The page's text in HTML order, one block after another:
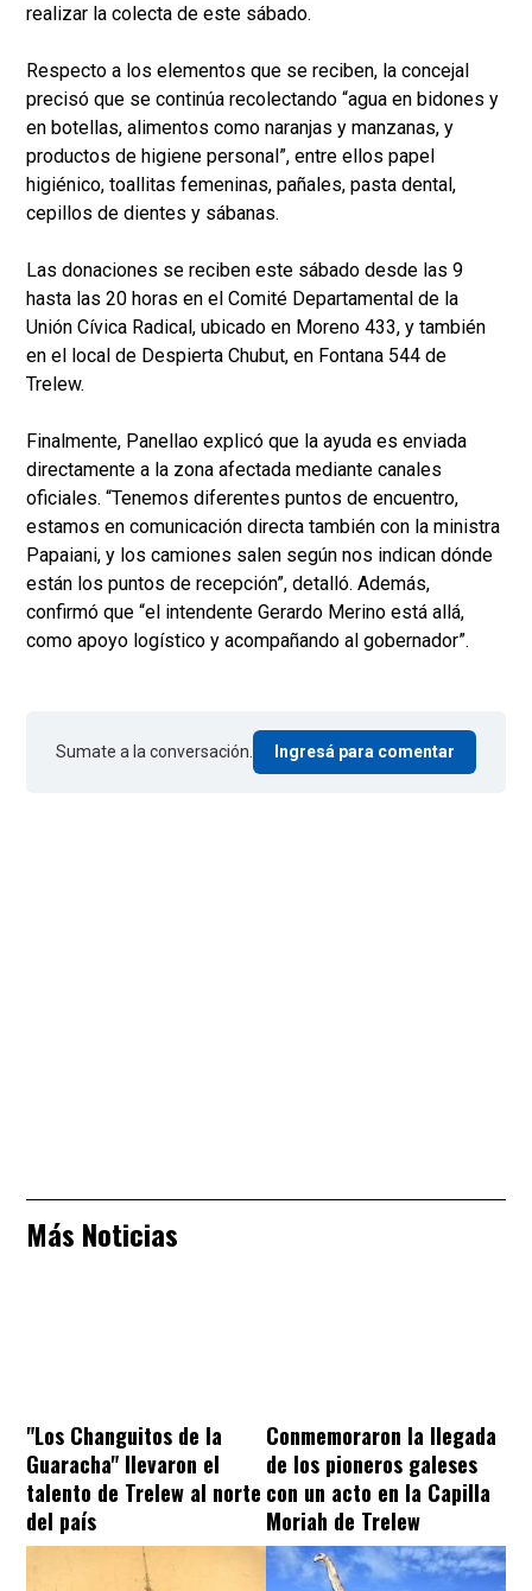
realizar la colecta de este sábado.
Respecto a los elementos que se reciben, la concejal
precisó que se continúa recolectando “agua en bidones y
en botellas, alimentos como naranjas y manzanas, y
productos de higiene personal”, entre ellos papel
higiénico, toallitas femeninas, pañales, pasta dental,
cepillos de dientes y sábanas.
Las donaciones se reciben este sábado desde las 9
hasta las 20 horas en el Comité Departamental de la
Unión Cívica Radical, ubicado en Moreno 433, y también
en el local de Despierta Chubut, en Fontana 544 de
Trelew.
Finalmente, Panellao explicó que la ayuda es enviada
directamente a la zona afectada mediante canales
oficiales. “Tenemos diferentes puntos de encuentro,
estamos en comunicación directa también con la ministra
Papaiani, y los camiones salen según nos indican dónde
están los puntos de recepción”, detalló. Además,
confirmó que “el intendente Gerardo Merino está allá,
como apoyo logístico y acompañando al gobernador”.
Sumate a la conversación. Ingresá para comentar
Más Noticias
"Los Changuitos de la
Guaracha" llevaron el
talento de Trelew al norte
del país
Conmemoraron la llegada
de los pioneros galeses
con un acto en la Capilla
Moriah de Trelew